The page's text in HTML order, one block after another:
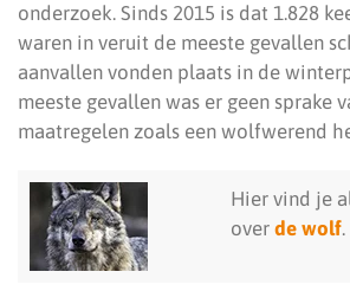
onderzoek. Sinds 2015 is dat 1.828
waren in veruit de meeste gevallen
aanvallen vonden plaats in de
meeste gevallen was er geen sprake
maatregelen zoals een wolfwerend
Hier vind je
over de wolf.